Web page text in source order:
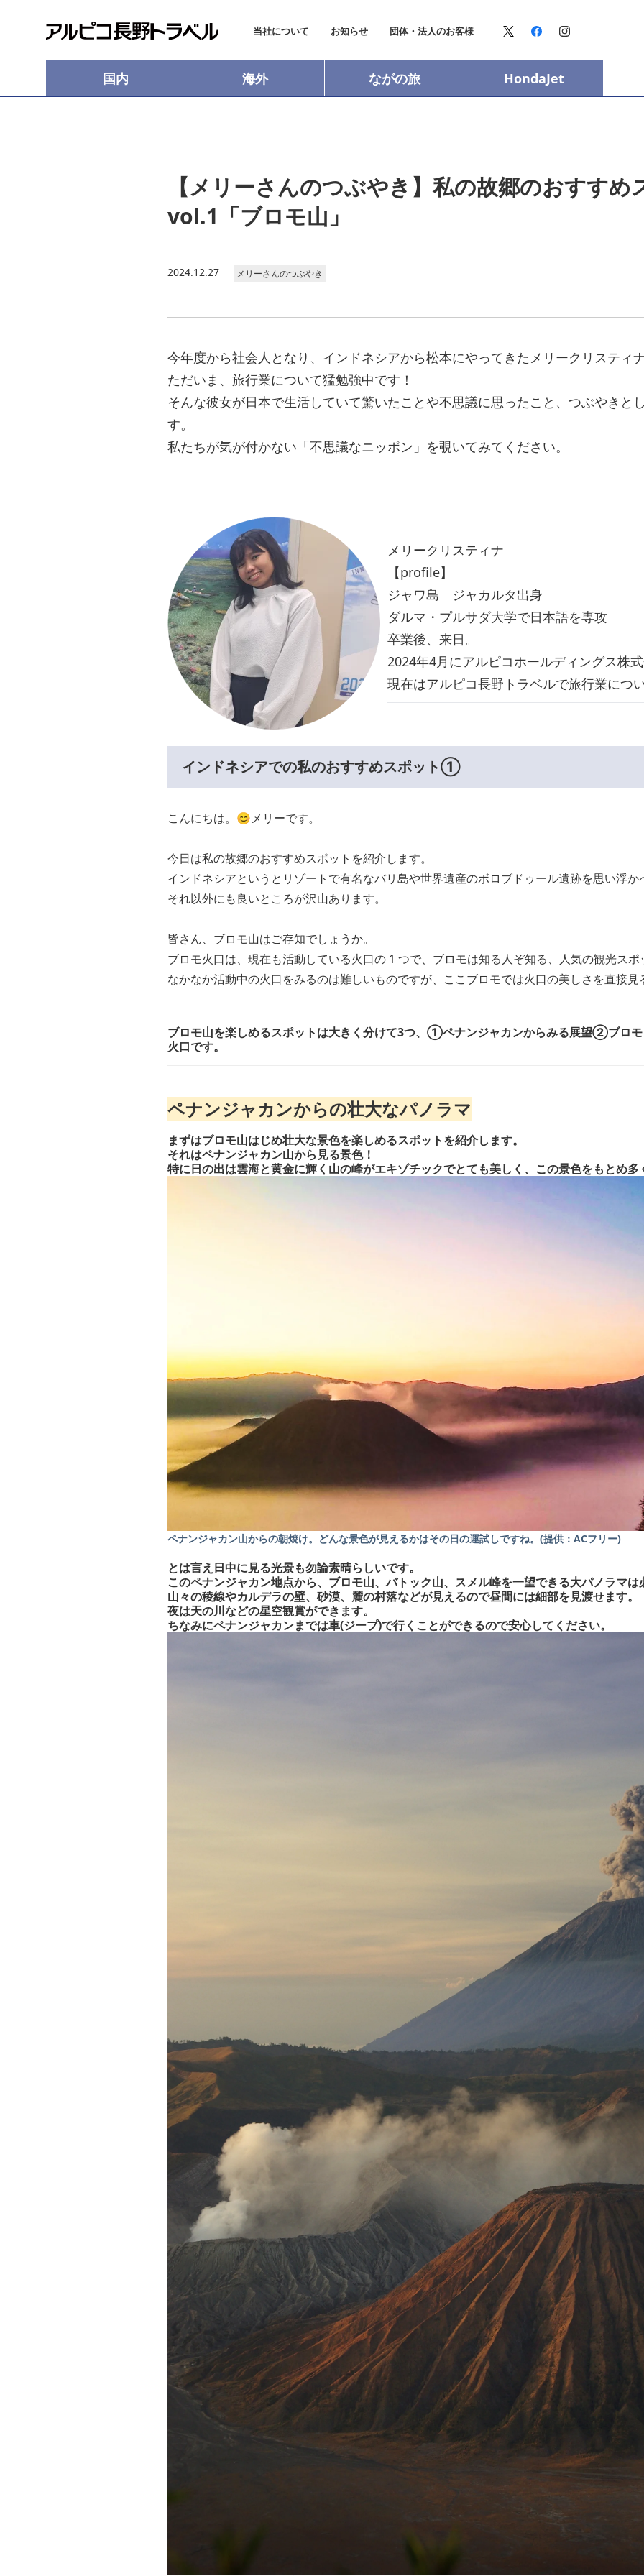
当社について お知らせ 団体・法人のお客様
国内 海外 ながの旅 HondaJet
【メリーさんのつぶやき】私の故郷のおすすめ
vol.1「ブロモ山」
2024.12.27 メリーさんのつぶやき
今年度から社会人となり、インドネシアから松本にやってきたメリークリスティ
ただいま、旅行業について猛勉強中です！
そんな彼女が日本で生活していて驚いたことや不思議に思ったこと、つぶやきと
す。
私たちが気が付かない「不思議なニッポン」を覗いてみてください。
メリークリスティナ
【profile】
ジャワ島 ジャカルタ出身
ダルマ・プルサダ大学で日本語を専攻
卒業後、来日。
2024年4月にアルピコホールディングス
現在はアルピコ長野トラベルで旅行業につ
インドネシアでの私のおすすめスポット①
こんにちは。😊メリーです。
今日は私の故郷のおすすめスポットを紹介します。
インドネシアというとリゾートで有名なバリ島や世界遺産のボロブドゥール遺跡を思い浮
それ以外にも良いところが沢山あります。
皆さん、ブロモ山はご存知でしょうか。
ブロモ火口は、現在も活動している火口の 1 つで、ブロモは知る人ぞ知る、人気の観光ス
なかなか活動中の火口をみるのは難しいものですが、ここブロモでは火口の美しさを直接
ブロモ山を楽しめるスポットは大きく分けて3つ、①ペナンジャカンからみる展望②ブロ
火口です。
ペナンジャカンからの壮大なパノラマ
まずはブロモ山はじめ壮大な景色を楽しめるスポットを紹介します。
それはペナンジャカン山から見る景色！
特に日の出は雲海と黄金に輝く山の峰がエキゾチックでとても美しく、この景色をもとめ多
ペナンジャカン山からの朝焼け。どんな景色が見えるかはその日の運試しですね。(提供：ACフリー)
とは言え日中に見る光景も勿論素晴らしいです。
このペナンジャカン地点から、ブロモ山、バトック山、スメル峰を一望できる大パノラマは
山々の稜線やカルデラの壁、砂漠、麓の村落などが見えるので昼間には細部を見渡せます。
夜は天の川などの星空観賞ができます。
ちなみにペナンジャカンまでは車(ジープ)で行くことができるので安心してください。